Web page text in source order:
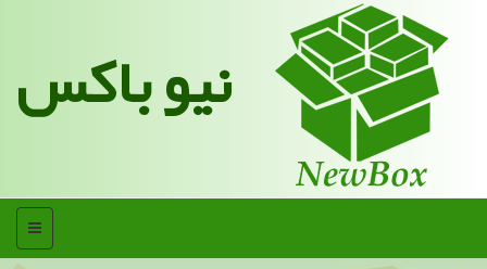
نیو باکس
منو